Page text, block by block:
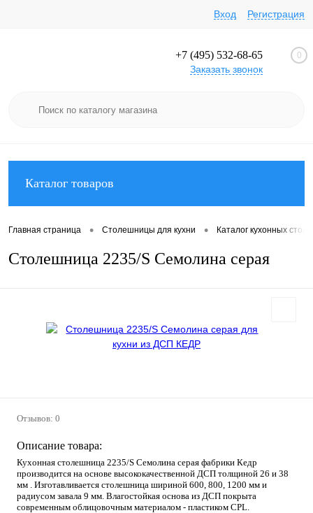
ход Регистрация
+7 (495) 532-68-65
Заказать звонок
0
Каталог товаро
Главная страница • Столешницы для кухни • Каталог кухонных
Столешница 2235/S Семолина серая
Отзывов: 0
Описание товара:
Кухонная столешница 2235/S Семолина серая фабрики Кедр
производится на основе высококачественной ДСП толщиной 26 и 38
мм . Изготавливается столешница шириной 600, 800, 1200 мм и
радиусом завала 9 мм. Влагостойкая основа из ДСП покрыта
современным облицовочным материалом - пластиком CPL.